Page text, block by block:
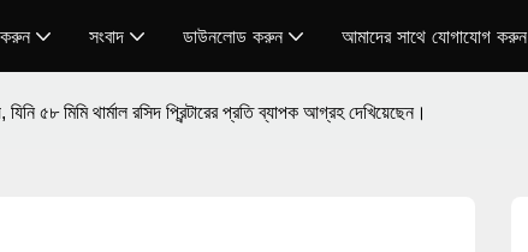
করুন সংবাদ ডাউনলোড করুন আমাদের সাথে যোগাযোগ করুন
৫৮ মিমি থার্মাল রসিদ প্রিন্টারের প্রতি ব্যাপক আগ্রহ দেখিয়েছেন।